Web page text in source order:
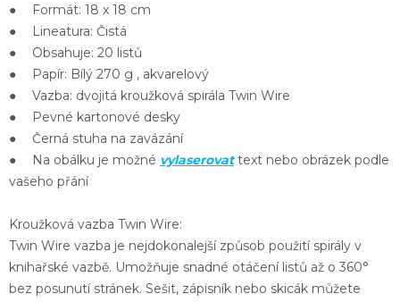
● Formát: 18 x 18 cm
● Lineatura: Čistá
● Obsahuje: 20 listů
● Papír: Bílý 270 g , akvarelový
● Vazba: dvojitá kroužková spirála Twin Wire
● Pevné kartonové desky
● Černá stuha na zavázání
● Na obálku je možné vylaserovattext nebo obrázek podle
vašeho přání
Kroužková vazba Twin Wire:
Twin Wire vazba je nejdokonalejší způsob použití spirály v
knihařské vazbě. Umožňuje snadné otáčení listů až o 360°
bez posunutí stránek. Sešit, zápisník nebo skicák můžete